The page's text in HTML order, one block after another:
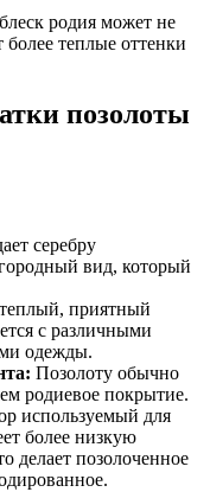
родия может не
более теплые оттенки
позолоты
серебру
вид, который
приятный
с различными
одежды.
Позолоту обычно
родиевое покрытие.
используемый для
более низкую
делает позолоченное